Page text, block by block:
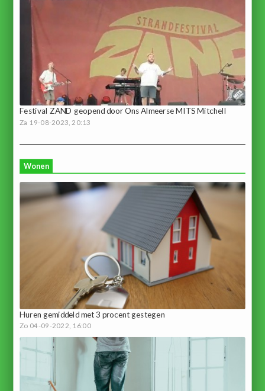
Festival ZAND geopend door Ons Almeerse MITS Mitchell
Za 19-08-2023, 20:13
Wonen
Huren gemiddeld met 3 procent gestegen
Zo 04-09-2022, 16:00